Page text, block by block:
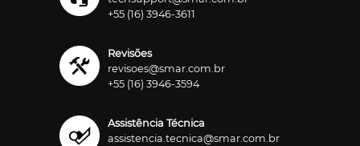
+55 (16) 3946-3611
Revisões
revisoes@smar.com.br
+55 (16) 3946-3594
Assistência Técnica
assistencia.tecnica@smar.com.br